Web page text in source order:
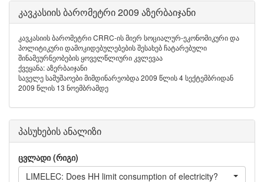
კავკასიის ბარომეტრი 2009 აზერბაიჯანი
კავკასიის ბარომეტრი CRRC-ის მიერ სოციალურ-ეკონომიკური და
პოლიტიკური დამოკიდებულებების შესახებ ჩატარებული
შინამეურნეობების ყოველწლიური კვლევაა
ქვეყანა: აზერბაიჯანი
საველე სამუშაოები მიმდინარეობდა 2009 წლის 4 სექტემბრიდან
2009 წლის 13 ნოემბრამდე
პასუხების ანალიზი
ცვლადი (რიგი)
LIMELEC: Does HH limit consumption of electricity?